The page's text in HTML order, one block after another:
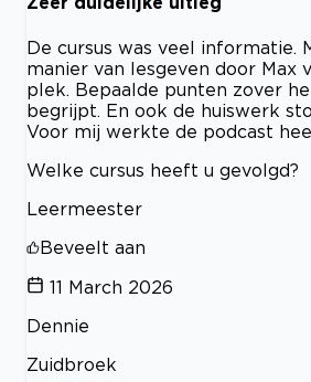
De cursus was veel informatie.
manier van lesgeven door Max
plek. Bepaalde punten zover
begrijpt. En ook de huiswerk
Voor mij werkte de podcast
Welke cursus heeft u gevolgd?
Leermeester
Beveelt aan
11 March 2026
Dennie
Zuidbroek